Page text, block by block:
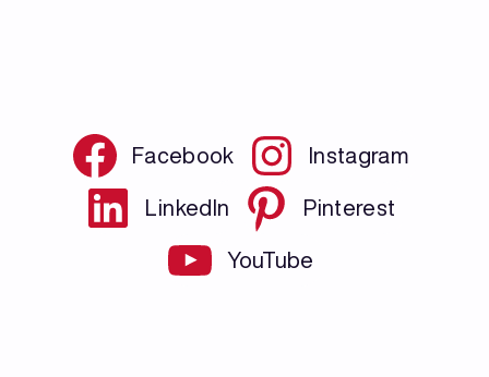
Facebook Instagram
LinkedIn Pinterest
YouTube